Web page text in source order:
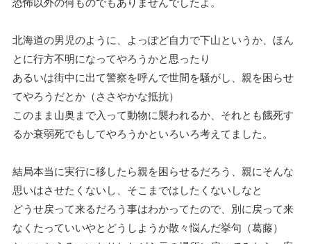
北海道の男児のように、よっぽど自力で下山というか、ほん
とに行方不明になってやろうかと思ったり
あるいは街中に出て警察を呼んで世間を騒がし、親を困らせ
てやろうだとか（ささやかな抵抗）
このまま山奥まで入って動物に襲われるか、それとも餓死す
るか衰弱死でもしてやろうかといろいろ考えてました。
結局本当に実行に移したら親を困らせるだろう、親にそんな
思いはさせたくないし、そこまではしたくないしなと
どうせ戻って来るだろう事はわかってたので、別に戻って来
なくたっていいやとどうしようか散々悩んだ挙句（葛藤）